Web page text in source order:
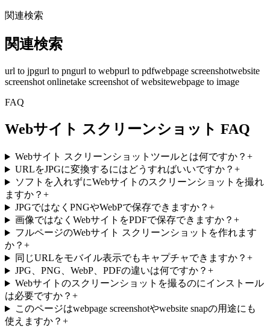
関連検索
関連検索
url to jpgurl to pngurl to webpurl to pdfwebpage screenshotwebsite
screenshot onlinetake screenshot of websitewebpage to image
FAQ
Webサイト スクリーンショット FAQ
Webサイト スクリーンショットツールとは何ですか？ +
URLをJPGに変換するにはどうすればいいですか？ +
ソフトを入れずにWebサイトのスクリーンショットを撮れ
ますか？ +
JPGではなくPNGやWebPで保存できますか？ +
画像ではなくWebサイトをPDFで保存できますか？ +
フルページのWebサイト スクリーンショットを作れます
か？ +
同じURLをモバイル表示でもキャプチャできますか？ +
JPG、PNG、WebP、PDFの違いは何ですか？ +
Webサイトのスクリーンショットを撮るのにインストール
は必要ですか？ +
このページはwebpage screenshotやwebsite snapの用途にも
使えますか？ +